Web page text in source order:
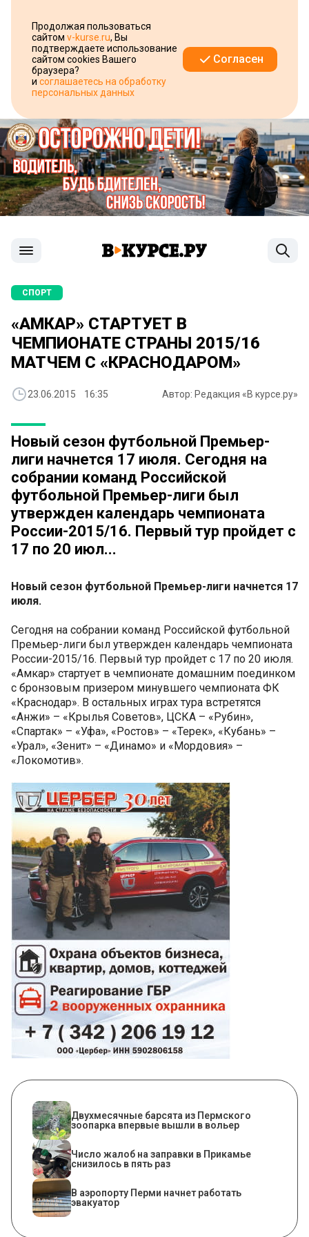
Продолжая пользоваться
сайтом v-kurse.ru, Вы
подтверждаете использование
сайтом cookies Вашего
браузера?
и соглашаетесь на обработку
персональных данных
Согласен
СПОРТ
«АМКАР» СТАРТУЕТ В
ЧЕМПИОНАТЕ СТРАНЫ 2015/16
МАТЧЕМ С «КРАСНОДАРОМ»
23.06.2015 16:35 Автор: Редакция «В курсе.ру»
Новый сезон футбольной Премьер-
лиги начнется 17 июля. Сегодня на
собрании команд Российской
футбольной Премьер-лиги был
утвержден календарь чемпионата
России-2015/16. Первый тур пройдет с
17 по 20 июл...
Новый сезон футбольной Премьер-лиги начнется 17
июля.
Сегодня на собрании команд Российской футбольной
Премьер-лиги был утвержден календарь чемпионата
России-2015/16. Первый тур пройдет с 17 по 20 июля.
«Амкар» стартует в чемпионате домашним поединком
с бронзовым призером минувшего чемпионата ФК
«Краснодар». В остальных играх тура встретятся
«Анжи» – «Крылья Советов», ЦСКА – «Рубин»,
«Спартак» – «Уфа», «Ростов» – «Терек», «Кубань» –
«Урал», «Зенит» – «Динамо» и «Мордовия» –
«Локомотив».
Двухмесячные барсята из Пермского
зоопарка впервые вышли в вольер
Число жалоб на заправки в Прикамье
снизилось в пять раз
В аэропорту Перми начнет работать
эвакуатор